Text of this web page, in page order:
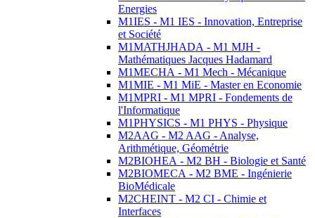
Energies
M1IES - M1 IES - Innovation, Entreprise
et Société
M1MATHJHADA - M1 MJH -
Mathématiques Jacques Hadamard
M1MECHA - M1 Mech - Mécanique
M1MIE - M1 MiE - Master en Economie
M1MPRI - M1 MPRI - Fondements de
l'Informatique
M1PHYSICS - M1 PHYS - Physique
M2AAG - M2 AAG - Analyse,
Arithmétique, Géométrie
M2BIOHEA - M2 BH - Biologie et Santé
M2BIOMECA - M2 BME - Ingénierie
BioMédicale
M2CHEINT - M2 CI - Chimie et
Interfaces